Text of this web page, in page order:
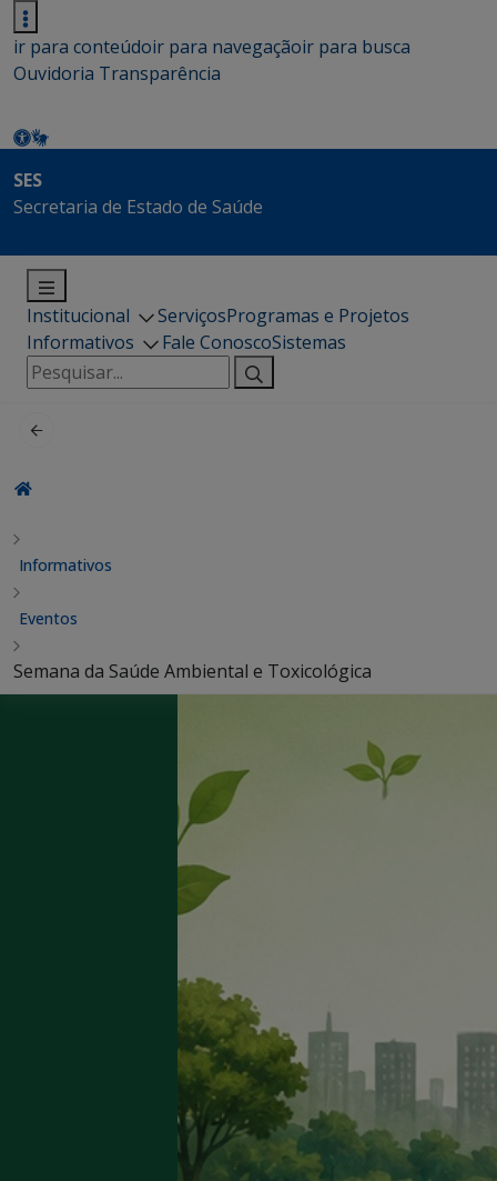
ir para conteúdoir para navegaçãoir para busca
Ouvidoria Transparência
SES
Secretaria de Estado de Saúde
Institucional ServiçosProgramas e Projetos
Informativos
Fale ConoscoSistemas
Pesquisar
por:
Informativos
Eventos
Semana da Saúde Ambiental e Toxicológica